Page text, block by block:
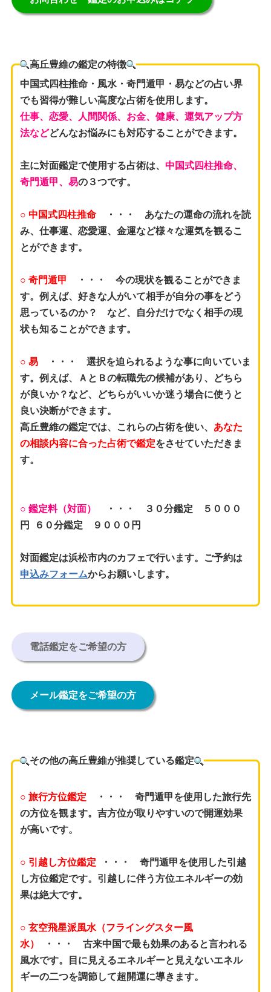
高丘豊維の鑑定の特徴
中国式四柱推命・風水・奇門遁甲・易などの占い界
でも習得が難しい高度な占術を使用します。
仕事、恋愛、人間関係、お金、健康、運気アップ方
法などどんなお悩みにも対応することができます。
主に対面鑑定で使用する占術は、 中国式四柱推命、
奇門遁甲、易の３つです。
○ 中国式四柱推命 ・・・ あなたの運命の流れを読
み、仕事運、恋愛運、金運など様々な運気を観るこ
とができます。
○ 奇門遁甲
・・・ 今の現状を観ることができま
す。例えば、好きな人がいて相手が自分の事をどう
思っているのか？ など、自分だけでなく相手の現
状も知ることができます。
○ 易 ・・・ 選択を迫られるような事に向いていま
す。例えば、ＡとＢの転職先の候補があり、どちら
が良いか？など、どちらがいいか迷う場合に使うと
良い決断ができます。
高丘豊維の鑑定では、これらの占術を使い、 あなた
の相談内容に合った占術で鑑定をさせていただきま
す。
○ 鑑定料（対面）
・・・ ３０分鑑定 ５０００
円 ６０分鑑定 ９０００円
対面鑑定は浜松市内のカフェで行います。ご予約は
申込みフォームからお願いします。
電話鑑定をご希望の方
メール鑑定をご希望の方
その他の高丘豊維が推奨している鑑定
○ 旅行方位鑑定 ・・・ 奇門遁甲を使用した旅行先
の方位を観ます。吉方位が取りやすいので開運効果
が高いです。
○ 引越し方位鑑定 ・・・ 奇門遁甲を使用した引越
し方位鑑定です。引越しに伴う方位エネルギーの効
果は絶大です。
○ 玄空飛星派風水（フライングスター風
水）
・・・ 古来中国で最も効果のあると言われる
風水です。目に見えるエネルギーと見えないエネル
ギーの二つを調節して超開運に導きます。